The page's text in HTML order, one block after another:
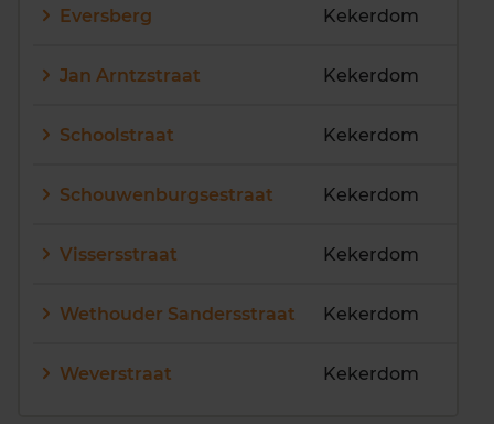
Eversberg Kekerdom
Jan Arntzstraat Kekerdom
Schoolstraat Kekerdom
Schouwenburgsestraat Kekerdom
Vissersstraat Kekerdom
Wethouder Sandersstraat Kekerdom
Weverstraat Kekerdom